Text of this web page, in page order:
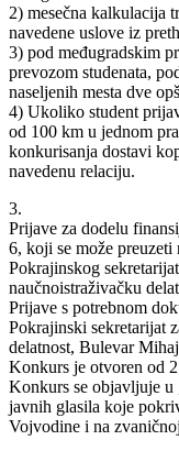
2) mesečna kalkulacija
navedene uslove iz
3) pod međugradskim
prevozom studenata,
naseljenih mesta dve
4) Ukoliko student
od 100 km u jednom
konkurisanja dostavi
navedenu relaciju.
3.
Prijave za dodelu
6, koji se može
Pokrajinskog
naučnoistraživačku
Prijave s potrebnom
Pokrajinski sekretarijat
delatnost, Bulevar
Konkurs je otvoren od
Konkurs se objavljuje u
javnih glasila koje
Vojvodine i na